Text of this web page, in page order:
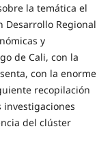
la temática el
Desarrollo Regional
y
de Cali, con la
con la enorme
recopilación
investigaciones
del clúster